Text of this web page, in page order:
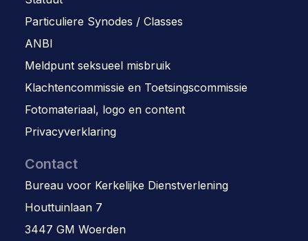
Particuliere Synodes / Classes
ANBI
Meldpunt seksueel misbruik
Klachtencommissie en Toetsingscommissie
Fotomateriaal, logo en content
Privacyverklaring
Contact
Bureau voor Kerkelijke Dienstverlening
Houttuinlaan 7
3447 GM Woerden